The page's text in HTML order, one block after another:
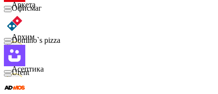
Аркета
Архим
Асептика
Офисмаг
Domino`s pizza
Urent